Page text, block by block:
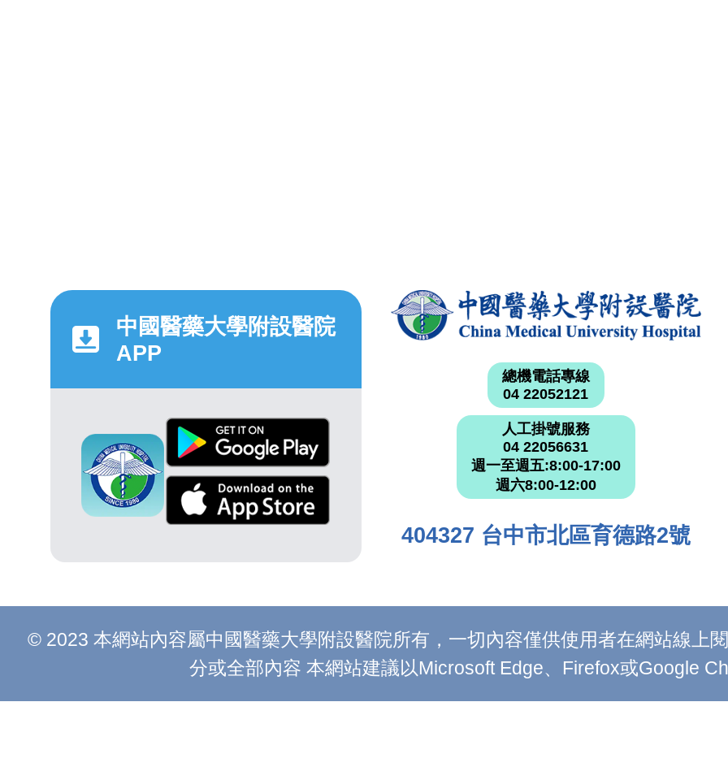
中國醫藥大學附設醫院
APP
總機電話專線
04 22052121
人工掛號服務
04 22056631
週一至週五:8:00-17:00
週六8:00-12:00
404327 台中市北區育德路2號
© 2023 本網站內容屬中國醫藥大學附設醫院所有，一切內容僅供使用者在網站線上
分或全部內容 本網站建議以Microsoft Edge、Firefox或Google